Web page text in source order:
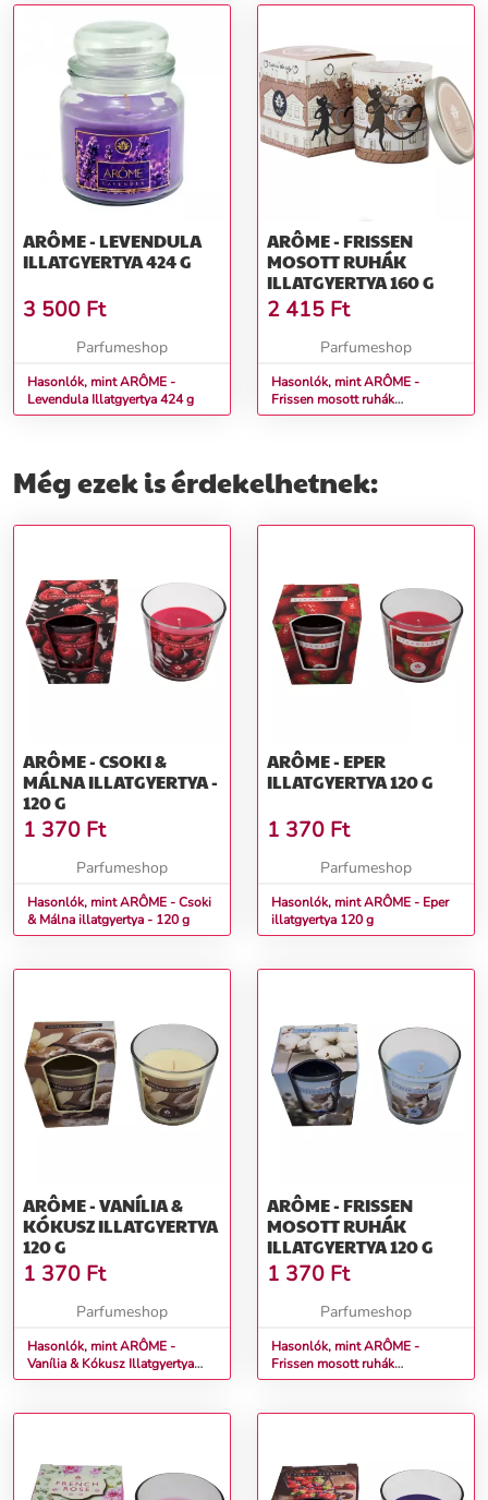
ARÔME - LEVENDULA
ILLATGYERTYA 424 G
3 500 Ft
Parfumeshop
Hasonlók, mint ARÔME -
Levendula Illatgyertya 424 g
ARÔME - FRISSEN
MOSOTT RUHÁK
ILLATGYERTYA 160 G
2 415 Ft
Parfumeshop
Hasonlók, mint ARÔME -
Frissen mosott ruhák
Illatgyertya 160 g
Még ezek is érdekelhetnek:
ARÔME - CSOKI &
MÁLNA ILLATGYERTYA -
120 G
1 370 Ft
Parfumeshop
Hasonlók, mint ARÔME - Csoki
& Málna illatgyertya - 120 g
ARÔME - EPER
ILLATGYERTYA 120 G
1 370 Ft
Parfumeshop
Hasonlók, mint ARÔME - Eper
illatgyertya 120 g
ARÔME - VANÍLIA &
KÓKUSZ ILLATGYERTYA
120 G
1 370 Ft
Parfumeshop
Hasonlók, mint ARÔME -
Vanília & Kókusz Illatgyertya
120 g
ARÔME - FRISSEN
MOSOTT RUHÁK
ILLATGYERTYA 120 G
1 370 Ft
Parfumeshop
Hasonlók, mint ARÔME -
Frissen mosott ruhák
illatgyertya 120 g